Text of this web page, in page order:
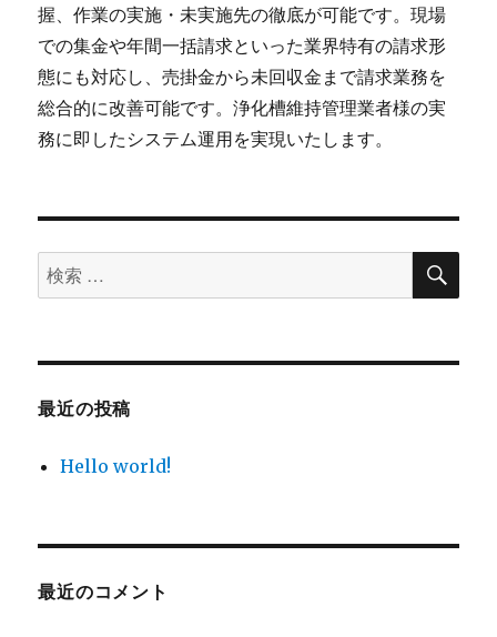
握、作業の実施・未実施先の徹底が可能です。現場
での集金や年間一括請求といった業界特有の請求形
態にも対応し、売掛金から未回収金まで請求業務を
総合的に改善可能です。浄化槽維持管理業者様の実
務に即したシステム運用を実現いたします。
検
索
象:
検
最近の投稿
Hello world!
最近のコメント